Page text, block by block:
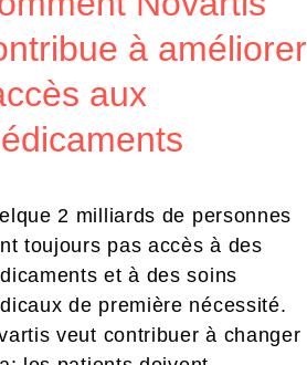
à améliorer
aux
2 milliards de personnes
toujours pas accès à des
et à des soins
de première nécessité.
veut contribuer à changer